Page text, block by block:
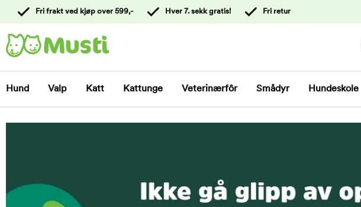
kundeservice
Fri frakt ved kjøp over 599,- Hver 7. sekk gratis! Fri retur
Hund Valp Katt Kattunge Veterinærfôr Smådyr Hundeskole